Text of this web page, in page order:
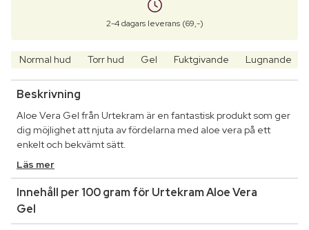
2-4 dagars leverans (69,-)
Normal hud Torr hud Gel Fuktgivande Lugnande
Beskrivning
Aloe Vera Gel från Urtekram är en fantastisk produkt som ger
dig möjlighet att njuta av fördelarna med aloe vera på ett
enkelt och bekvämt sätt.
Läs mer
Innehåll per 100 gram för Urtekram Aloe Vera
Gel